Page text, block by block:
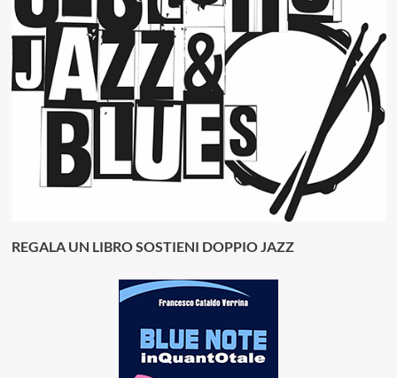
REGALA UN LIBRO SOSTIENI DOPPIO JAZZ